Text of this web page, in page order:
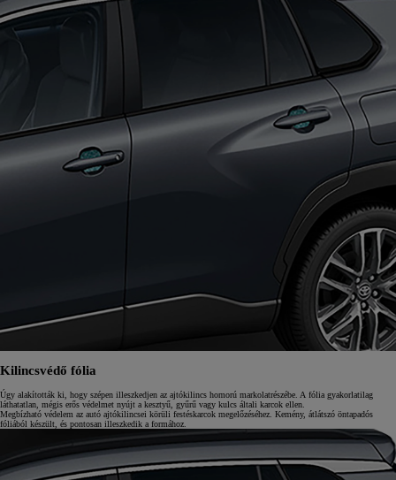
Kilincsvédő fólia
Úgy alakították ki, hogy szépen illeszkedjen az ajtókilincs homorú markolatrészébe. A fólia gyakorlatilag
láthatatlan, mégis erős védelmet nyújt a kesztyű, gyűrű vagy kulcs általi karcok ellen.
Megbízható védelem az autó ajtókilincsei körüli festéskarcok megelőzéséhez. Kemény, átlátszó öntapadós
fóliából készült, és pontosan illeszkedik a formához.